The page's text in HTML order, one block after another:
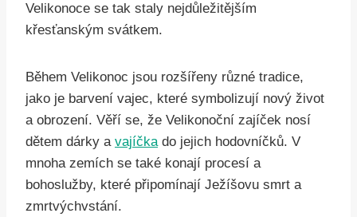
Velikonoce se tak staly nejdůležitějším
křesťanským svátkem.
Během Velikonoc jsou rozšířeny různé tradice,
jako je barvení vajec, které symbolizují nový život
a obrození. Věří se, že Velikonoční zajíček nosí
dětem dárky a vajíčka do jejich hodovníčků. V
mnoha zemích se také konají procesí a
bohoslužby, které připomínají Ježíšovu smrt a
zmrtvýchvstání.